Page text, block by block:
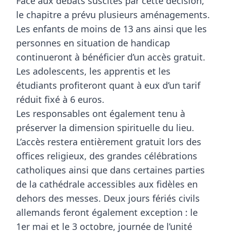
le chapitre a prévu plusieurs aménagements.
Les enfants de moins de 13 ans ainsi que les
personnes en situation de handicap
continueront à bénéficier d’un accès gratuit.
Les adolescents, les apprentis et les
étudiants profiteront quant à eux d’un tarif
réduit fixé à 6 euros.
Les responsables ont également tenu à
préserver la dimension spirituelle du lieu.
L’accès restera entièrement gratuit lors des
offices religieux, des grandes célébrations
catholiques ainsi que dans certaines parties
de la cathédrale accessibles aux fidèles en
dehors des messes. Deux jours fériés civils
allemands feront également exception : le
1er mai et le 3 octobre, journée de l’unité